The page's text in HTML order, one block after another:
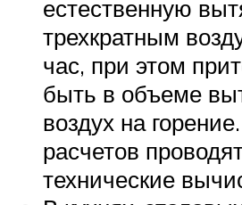
естественную
трехкратным
час, при этом
быть в объеме
воздух на
расчетов
технические